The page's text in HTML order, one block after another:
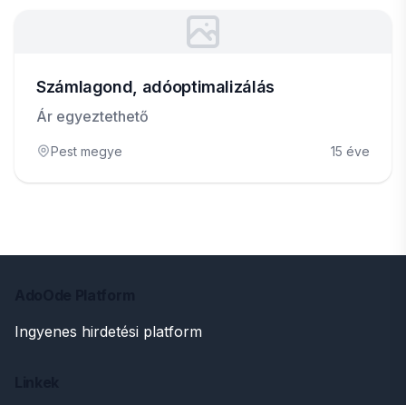
Számlagond, adóoptimalizálás
Ár egyeztethető
Pest megye 15 éve
Ingyenes hirdetési platform